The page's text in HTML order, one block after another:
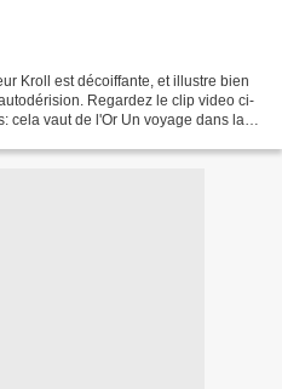
Kroll est décoiffante, et illustre bien
Regardez le clip video ci-
cela vaut de l'Or Un voyage dans la